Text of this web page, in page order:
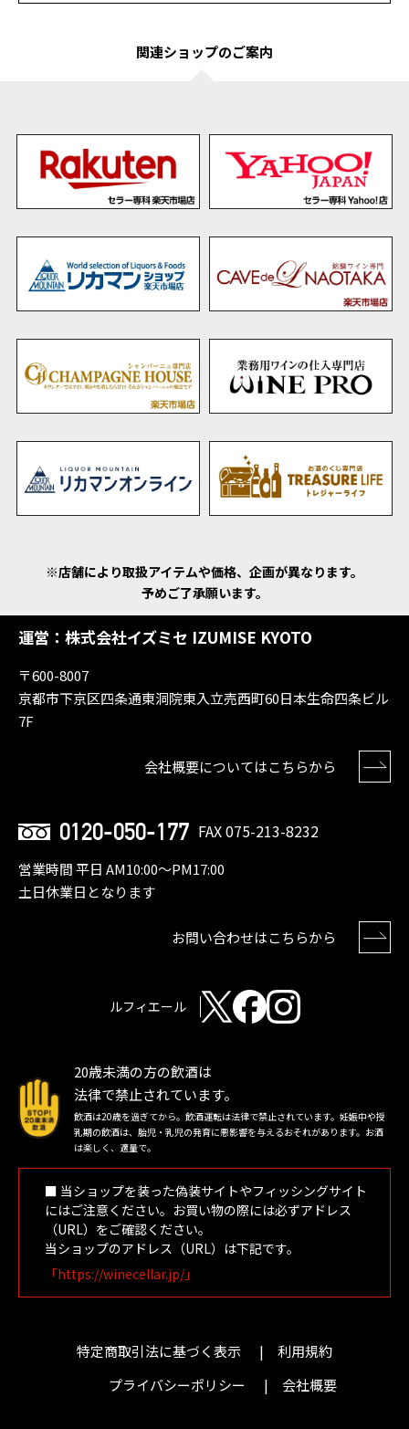
関連ショップのご案内
※店舗により取扱アイテムや価格、企画が異なります。
予めご了承願います。
運営：株式会社イズミセ IZUMISE KYOTO
〒600-8007
京都市下京区四条通東洞院東入立売西町60日本生命四条ビル
7F
会社概要についてはこちらから
0120-050-177 FAX 075-213-8232
営業時間 平日 AM10:00〜PM17:00
土日休業日となります
お問い合わせはこちらから
ルフィエール
20歳未満の方の飲酒は
法律で禁止されています。
飲酒は20歳を過ぎてから。飲酒運転は法律で禁止されています。妊娠中や授
乳期の飲酒は、胎児・乳児の発育に悪影響を与えるおそれがあります。お酒
は楽しく、適量で。
■ 当ショップを装った偽装サイトやフィッシングサイト
にはご注意ください。お買い物の際には必ずアドレス
（URL）をご確認ください。
当ショップのアドレス（URL）は下記です。
「https://winecellar.jp/」
特定商取引法に基づく表示
利用規約
プライバシーポリシー
会社概要